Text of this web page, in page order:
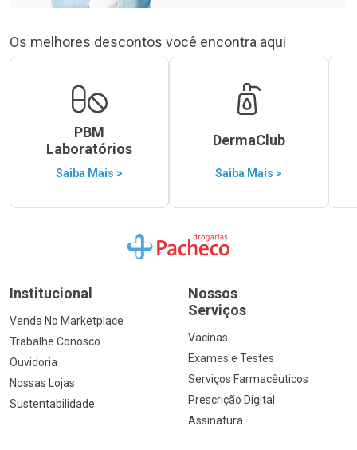
Os melhores descontos você encontra aqui
PBM
Laboratórios
Saiba Mais >
DermaClub
Saiba Mais >
Ir para a Home
Institucional
Venda No Marketplace
Trabalhe Conosco
Ouvidoria
Nossas Lojas
Sustentabilidade
Nossos
Serviços
Vacinas
Exames e Testes
Serviços Farmacêuticos
Prescrição Digital
Assinatura